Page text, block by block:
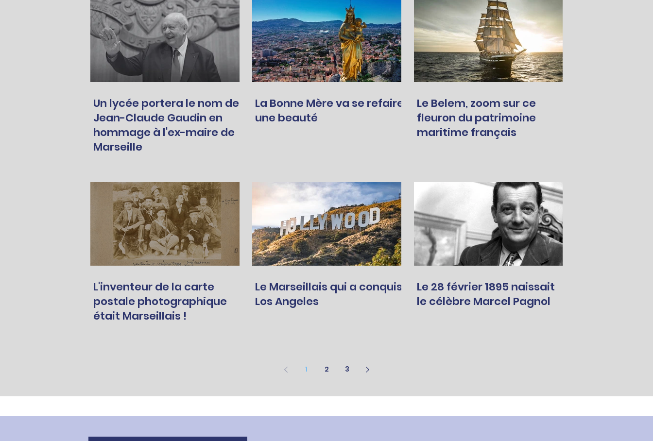
Un lycée portera le nom de
Jean-Claude Gaudin en
hommage à l'ex-maire de
Marseille
La Bonne Mère va se refaire
une beauté
Le Belem, zoom sur ce
fleuron du patrimoine
maritime français
L'inventeur de la carte
postale photographique
était Marseillais !
Le Marseillais qui a conquis
Los Angeles
Le 28 février 1895 naissait
le célèbre Marcel Pagnol
1 2 3